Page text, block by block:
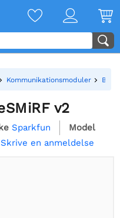
Kommunikationsmoduler
v2
Sparkfun
Model
Skrive en anmeldelse